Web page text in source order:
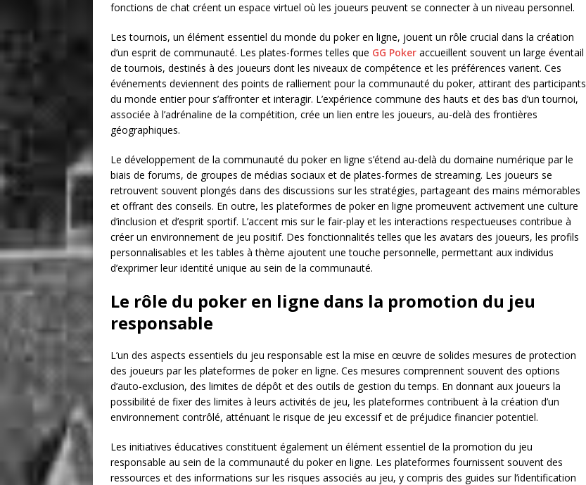
fonctions de chat créent un espace virtuel où les joueurs peuvent se connecter à un niveau personnel.
Les tournois, un élément essentiel du monde du poker en ligne, jouent un rôle crucial dans la création
d’un esprit de communauté. Les plates-formes telles que GG Poker accueillent souvent un large éventail
de tournois, destinés à des joueurs dont les niveaux de compétence et les préférences varient. Ces
événements deviennent des points de ralliement pour la communauté du poker, attirant des participants
du monde entier pour s’affronter et interagir. L’expérience commune des hauts et des bas d’un tournoi,
associée à l’adrénaline de la compétition, crée un lien entre les joueurs, au-delà des frontières
géographiques.
Le développement de la communauté du poker en ligne s’étend au-delà du domaine numérique par le
biais de forums, de groupes de médias sociaux et de plates-formes de streaming. Les joueurs se
retrouvent souvent plongés dans des discussions sur les stratégies, partageant des mains mémorables
et offrant des conseils. En outre, les plateformes de poker en ligne promeuvent activement une culture
d’inclusion et d’esprit sportif. L’accent mis sur le fair-play et les interactions respectueuses contribue à
créer un environnement de jeu positif. Des fonctionnalités telles que les avatars des joueurs, les profils
personnalisables et les tables à thème ajoutent une touche personnelle, permettant aux individus
d’exprimer leur identité unique au sein de la communauté.
Le rôle du poker en ligne dans la promotion du jeu
responsable
L’un des aspects essentiels du jeu responsable est la mise en œuvre de solides mesures de protection
des joueurs par les plateformes de poker en ligne. Ces mesures comprennent souvent des options
d’auto-exclusion, des limites de dépôt et des outils de gestion du temps. En donnant aux joueurs la
possibilité de fixer des limites à leurs activités de jeu, les plateformes contribuent à la création d’un
environnement contrôlé, atténuant le risque de jeu excessif et de préjudice financier potentiel.
Les initiatives éducatives constituent également un élément essentiel de la promotion du jeu
responsable au sein de la communauté du poker en ligne. Les plateformes fournissent souvent des
ressources et des informations sur les risques associés au jeu, y compris des guides sur l’identification